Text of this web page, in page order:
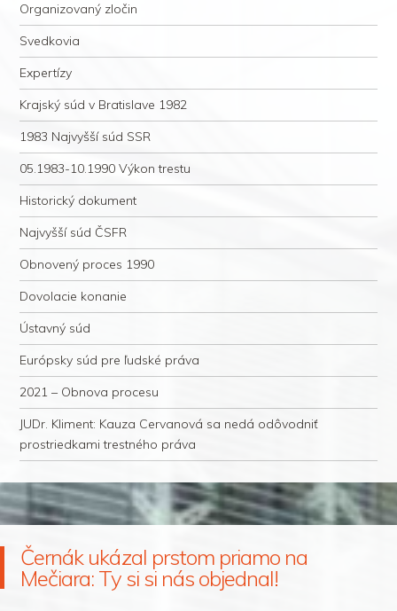
Organizovaný zločin
Svedkovia
Expertízy
Krajský súd v Bratislave 1982
1983 Najvyšší súd SSR
05.1983-10.1990 Výkon trestu
Historický dokument
Najvyšší súd ČSFR
Obnovený proces 1990
Dovolacie konanie
Ústavný súd
Európsky súd pre ľudské práva
2021 – Obnova procesu
JUDr. Kliment: Kauza Cervanová sa nedá odôvodniť
prostriedkami trestného práva
Černák ukázal prstom priamo na
Mečiara: Ty si si nás objednal!